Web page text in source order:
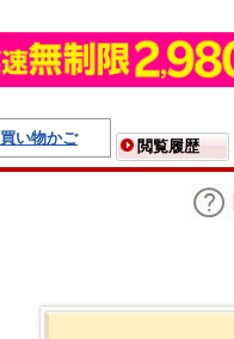
買い物かご
閲覧履歴